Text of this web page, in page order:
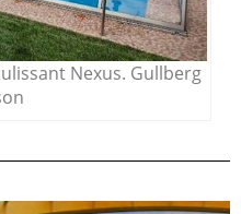
Nexus. Gullberg